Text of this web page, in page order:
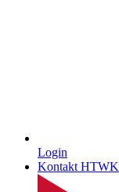
Login
Kontakt HTWK